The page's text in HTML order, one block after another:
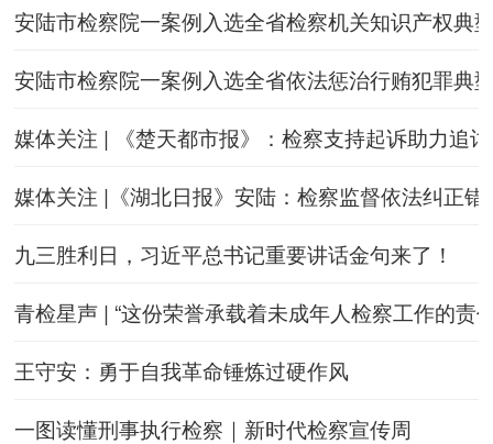
安陆市检察院一案例入选全省检察机关知识产权典
安陆市检察院一案例入选全省依法惩治行贿犯罪典
媒体关注 | 《楚天都市报》：检察支持起诉助力追
媒体关注 |《湖北日报》安陆：检察监督依法纠正错
九三胜利日，习近平总书记重要讲话金句来了！
青检星声 | “这份荣誉承载着未成年人检察工作的责
王守安：勇于自我革命锤炼过硬作风
一图读懂刑事执行检察｜新时代检察宣传周